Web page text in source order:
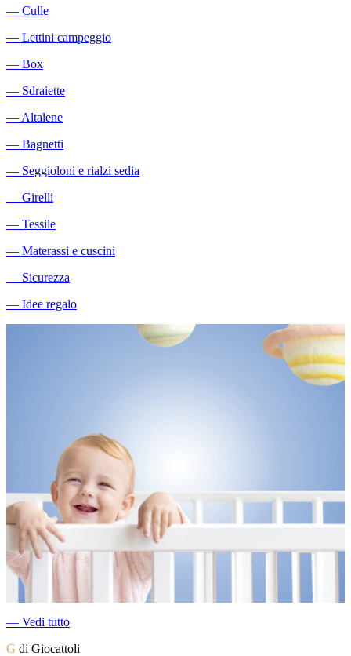
― Culle
― Lettini campeggio
― Box
― Sdraiette
―Altalene
― Bagnetti
― Seggioloni e rialzi sedia
― Girelli
― Tessile
― Materassi e cuscini
― Sicurezza
― Idee regalo
― Vedi tutto
G di Giocattoli